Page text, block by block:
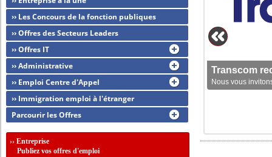
Transcom
Nous vous
›› Les Concours de la fonction publiques
›› Offres des Secteurs Leaders
›› Offres IT
›› Administrative
›› Emploi Centre d'Appel
›› Immigration emploi à l'étranger
Parcourir les Offres
››Entreprise
Publiez vos offres d'emploi